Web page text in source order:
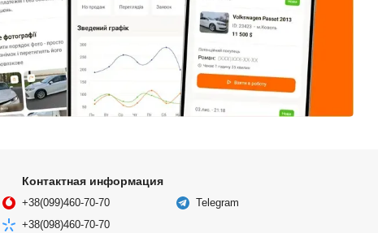
Контактная информация
+38(099)460-70-70
+38(098)460-70-70
Telegram